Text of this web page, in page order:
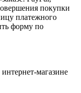
покупки
платежного
форму по
магазине